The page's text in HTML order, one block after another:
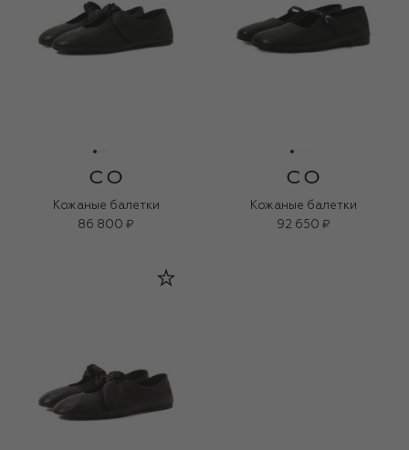
Кожаные балетки
86 800 ₽
Кожаные балетки
92 650 ₽